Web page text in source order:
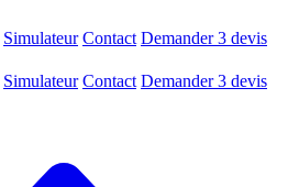
Simulateur Contact Demander 3 devis
Simulateur Contact Demander 3 devis